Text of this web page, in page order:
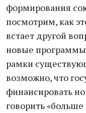
формирования
посмотрим, как
встает другой
новые
рамки
возможно, что
финансировать
говорить